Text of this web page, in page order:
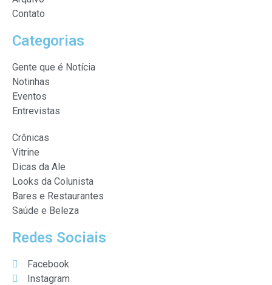
Contato
Categorias
Gente que é Notícia
Notinhas
Eventos
Entrevistas
Crônicas
Vitrine
Dicas da Ale
Looks da Colunista
Bares e Restaurantes
Saúde e Beleza
Redes Sociais
Facebook
Instagram